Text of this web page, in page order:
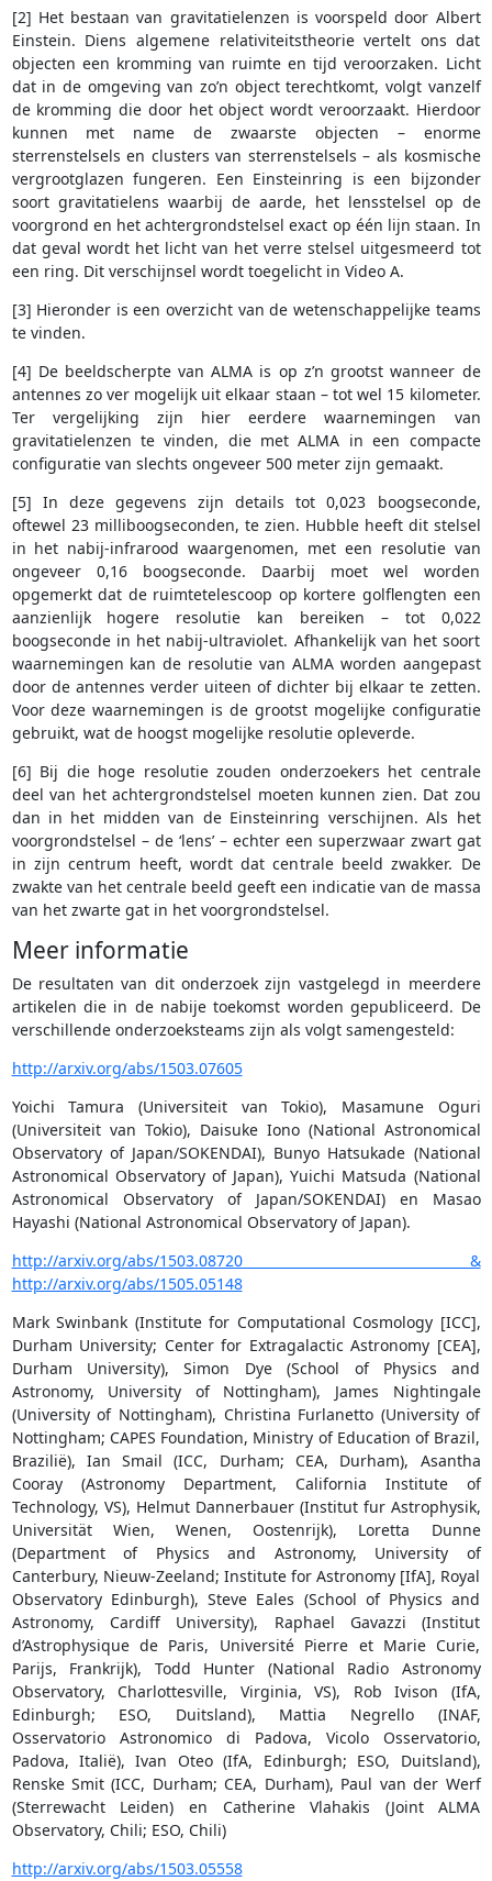
[2] Het bestaan van gravitatielenzen is voorspeld door Albert
Einstein. Diens algemene relativiteitstheorie vertelt ons dat
objecten een kromming van ruimte en tijd veroorzaken. Licht
dat in de omgeving van zo’n object terechtkomt, volgt vanzelf
de kromming die door het object wordt veroorzaakt. Hierdoor
kunnen met name de zwaarste objecten – enorme
sterrenstelsels en clusters van sterrenstelsels – als kosmische
vergrootglazen fungeren. Een Einsteinring is een bijzonder
soort gravitatielens waarbij de aarde, het lensstelsel op de
voorgrond en het achtergrondstelsel exact op één lijn staan. In
dat geval wordt het licht van het verre stelsel uitgesmeerd tot
een ring. Dit verschijnsel wordt toegelicht in Video A.
[3] Hieronder is een overzicht van de wetenschappelijke teams
te vinden.
[4] De beeldscherpte van ALMA is op z’n grootst wanneer de
antennes zo ver mogelijk uit elkaar staan – tot wel 15 kilometer.
Ter vergelijking zijn hier eerdere waarnemingen van
gravitatielenzen te vinden, die met ALMA in een compacte
configuratie van slechts ongeveer 500 meter zijn gemaakt.
[5] In deze gegevens zijn details tot 0,023 boogseconde,
oftewel 23 milliboogseconden, te zien. Hubble heeft dit stelsel
in het nabij-infrarood waargenomen, met een resolutie van
ongeveer 0,16 boogseconde. Daarbij moet wel worden
opgemerkt dat de ruimtetelescoop op kortere golflengten een
aanzienlijk hogere resolutie kan bereiken – tot 0,022
boogseconde in het nabij-ultraviolet. Afhankelijk van het soort
waarnemingen kan de resolutie van ALMA worden aangepast
door de antennes verder uiteen of dichter bij elkaar te zetten.
Voor deze waarnemingen is de grootst mogelijke configuratie
gebruikt, wat de hoogst mogelijke resolutie opleverde.
[6] Bij die hoge resolutie zouden onderzoekers het centrale
deel van het achtergrondstelsel moeten kunnen zien. Dat zou
dan in het midden van de Einsteinring verschijnen. Als het
voorgrondstelsel – de ‘lens’ – echter een superzwaar zwart gat
in zijn centrum heeft, wordt dat centrale beeld zwakker. De
zwakte van het centrale beeld geeft een indicatie van de massa
van het zwarte gat in het voorgrondstelsel.
Meer informatie
De resultaten van dit onderzoek zijn vastgelegd in meerdere
artikelen die in de nabije toekomst worden gepubliceerd. De
verschillende onderzoeksteams zijn als volgt samengesteld:
http://arxiv.org/abs/1503.07605
Yoichi Tamura (Universiteit van Tokio), Masamune Oguri
(Universiteit van Tokio), Daisuke Iono (National Astronomical
Observatory of Japan/SOKENDAI), Bunyo Hatsukade (National
Astronomical Observatory of Japan), Yuichi Matsuda (National
Astronomical Observatory of Japan/SOKENDAI) en Masao
Hayashi (National Astronomical Observatory of Japan).
http://arxiv.org/abs/1503.08720 &
http://arxiv.org/abs/1505.05148
Mark Swinbank (Institute for Computational Cosmology [ICC],
Durham University; Center for Extragalactic Astronomy [CEA],
Durham University), Simon Dye (School of Physics and
Astronomy, University of Nottingham), James Nightingale
(University of Nottingham), Christina Furlanetto (University of
Nottingham; CAPES Foundation, Ministry of Education of Brazil,
Brazilië), Ian Smail (ICC, Durham; CEA, Durham), Asantha
Cooray (Astronomy Department, California Institute of
Technology, VS), Helmut Dannerbauer (Institut fur Astrophysik,
Universität Wien, Wenen, Oostenrijk), Loretta Dunne
(Department of Physics and Astronomy, University of
Canterbury, Nieuw-Zeeland; Institute for Astronomy [IfA], Royal
Observatory Edinburgh), Steve Eales (School of Physics and
Astronomy, Cardiff University), Raphael Gavazzi (Institut
d’Astrophysique de Paris, Université Pierre et Marie Curie,
Parijs, Frankrijk), Todd Hunter (National Radio Astronomy
Observatory, Charlottesville, Virginia, VS), Rob Ivison (IfA,
Edinburgh; ESO, Duitsland), Mattia Negrello (INAF,
Osservatorio Astronomico di Padova, Vicolo Osservatorio,
Padova, Italië), Ivan Oteo (IfA, Edinburgh; ESO, Duitsland),
Renske Smit (ICC, Durham; CEA, Durham), Paul van der Werf
(Sterrewacht Leiden) en Catherine Vlahakis (Joint ALMA
Observatory, Chili; ESO, Chili)
http://arxiv.org/abs/1503.05558